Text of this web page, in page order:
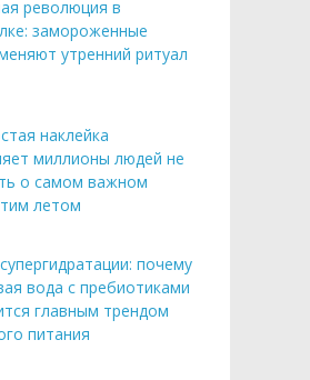
революция в
замороженные
утренний ритуал
наклейка
миллионы людей не
о самом важном
летом
почему
вода с пребиотиками
главным трендом
питания